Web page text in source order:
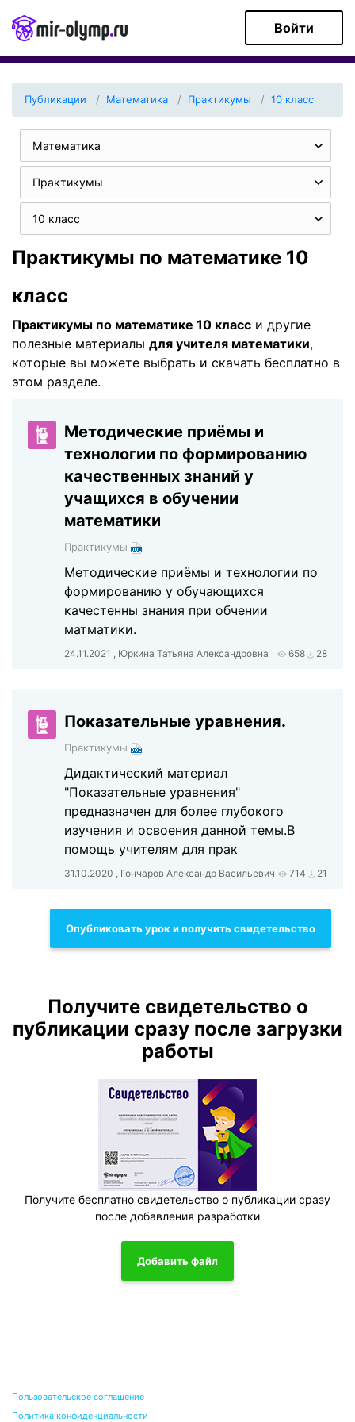
Войти
Публикации Математика Практикумы 10 класс
Математика
Практикумы
10 класс
Практикумы по математике 10
класс
Практикумы по математике 10 класс и другие
полезные материалы для учителя математики,
которые вы можете выбрать и скачать бесплатно в
этом разделе.
Методические приёмы и
технологии по формированию
качественных знаний у
учащихся в обучении
математики
Практикумы
Методические приёмы и технологии по
формированию у обучающихся
качестенны знания при обчении
матматики.
24.11.2021 , Юркина Татьяна Александровна 658 28
Показательные уравнения.
Практикумы
Дидактический материал
"Показательные уравнения"
предназначен для более глубокого
изучения и освоения данной темы.В
помощь учителям для прак
31.10.2020 , Гончаров Александр Васильевич 714 21
Опубликовать урок и получить свидетельство
Получите свидетельство о
публикации сразу после загрузки
работы
Получите бесплатно свидетельство о публикации сразу
после добавления разработки
Добавить файл
Пользовательское соглашение
Политика конфиденциальности